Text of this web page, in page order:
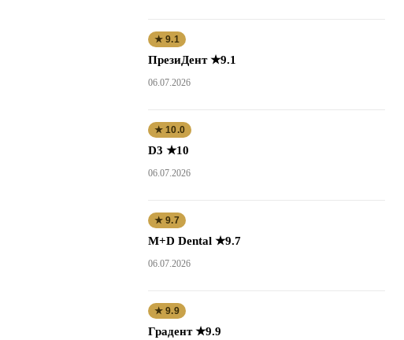
★ 9.1
ПрезиДент ★9.1
06.07.2026
★ 10.0
D3 ★10
06.07.2026
★ 9.7
M+D Dental ★9.7
06.07.2026
★ 9.9
Градент ★9.9